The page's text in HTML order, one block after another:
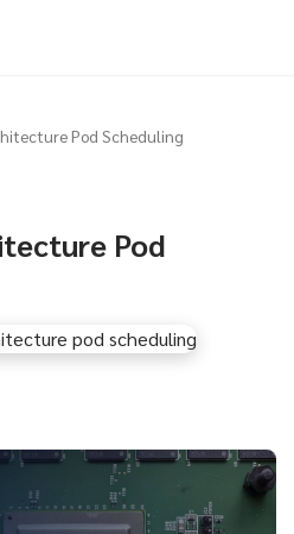
Pod Scheduling
Pod